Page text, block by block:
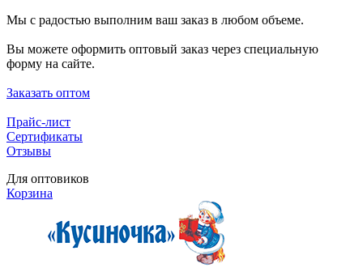
Мы с радостью выполним ваш заказ в любом объеме.
Вы можете оформить оптовый заказ через специальную
форму на сайте.
Заказать оптом
Прайс-лист
Сертификаты
Отзывы
Для оптовиков
Корзина